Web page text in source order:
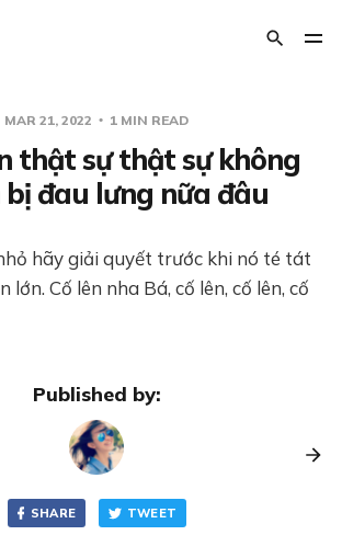
MAR 21, 2022 1 MIN READ
thật sự thật sự không
đau lưng nữa đâu
hãy giải quyết trước khi nó té tát
lớn. Cố lên nha Bá, cố lên, cố lên, cố
Published by:
SHARE TWEET